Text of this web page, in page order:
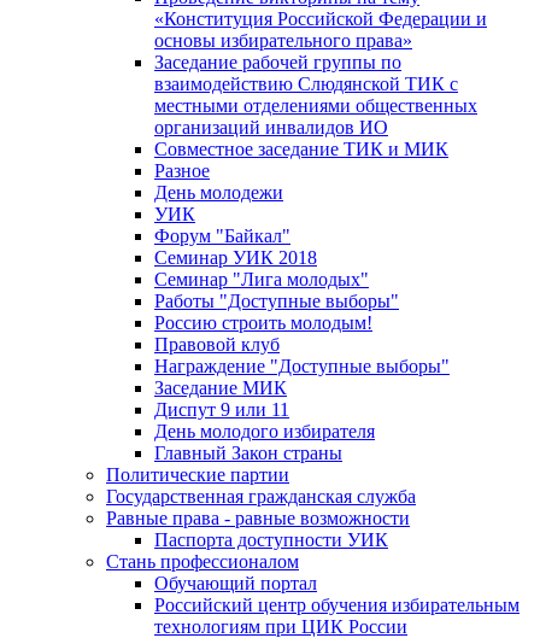
«Конституция Российской Федерации и
основы избирательного права»
Заседание рабочей группы по
взаимодействию Слюдянской ТИК с
местными отделениями общественных
организаций инвалидов ИО
Совместное заседание ТИК и МИК
Разное
День молодежи
УИК
Форум "Байкал"
Семинар УИК 2018
Семинар "Лига молодых"
Работы "Доступные выборы"
Россию строить молодым!
Правовой клуб
Награждение "Доступные выборы"
Заседание МИК
Диспут 9 или 11
День молодого избирателя
Главный Закон страны
Политические партии
Государственная гражданская служба
Равные права - равные возможности
Паспорта доступности УИК
Стань профессионалом
Обучающий портал
Российский центр обучения избирательным
технологиям при ЦИК России